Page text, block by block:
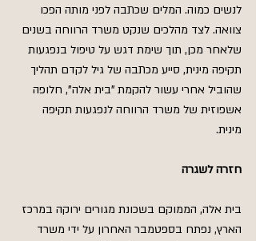
לנשים כמוה. המלים שכתבה לפני מותה הפכו
צוואה. לצד מהלכים שנקט משרד הרווחה בשנים
שלאחר מכן, תוך שימת דגש על טיפול בנפגעות
תקיפה מינית, סייע מכתבה של גיל לקדם תהליך
שהוביל אחרי עשור להקמת "בית אלה", חלופה
אשפוזית של משרד הרווחה לנפגעות תקיפה
מינית.
חזרה לשגרה
בית אלה, הממוקם בשכונת מגורים ירוקה במרכז
הארץ, נפתח בספטמבר האחרון על ידי משרד